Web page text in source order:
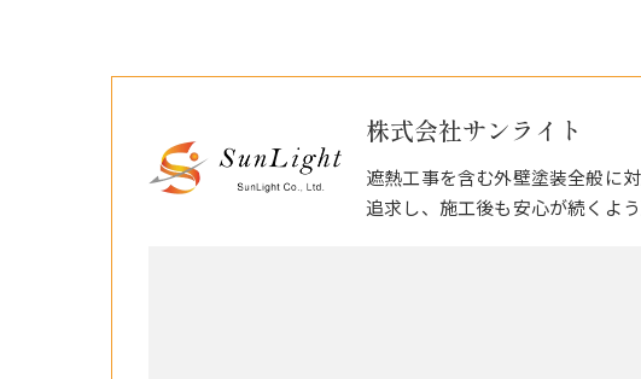
株式会社サンライト
遮熱工事を含む外壁塗装全般に
追求し、施工後も安心が続くよ